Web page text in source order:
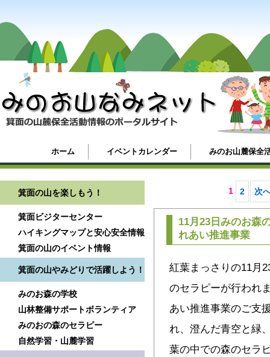
ホーム イベントカレンダー みのお山麓保全
箕面の山を楽しもう！
箕面ビジターセンター
ハイキングマップと安心安全情報
箕面の山のイベント情報
箕面の山やみどりで活躍しよう！
みのお森の学校
山林整備サポートボランティア
みのおの森のセラピー
自然学習・山麓学習
1 2 次
11月23日みのお森
れあい推進事業
紅葉まっさりの11月
のセラピーが行われ
あい推進事業のご支
れ、澄んだ青空と緑
葉の中での森のセラ